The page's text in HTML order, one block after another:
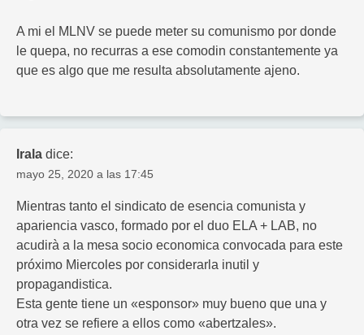
A mi el MLNV se puede meter su comunismo por donde
le quepa, no recurras a ese comodin constantemente ya
que es algo que me resulta absolutamente ajeno.
Irala dice:
mayo 25, 2020 a las 17:45
Mientras tanto el sindicato de esencia comunista y
apariencia vasco, formado por el duo ELA + LAB, no
acudirà a la mesa socio economica convocada para este
próximo Miercoles por considerarla inutil y
propagandistica.
Esta gente tiene un «esponsor» muy bueno que una y
otra vez se refiere a ellos como «abertzales».